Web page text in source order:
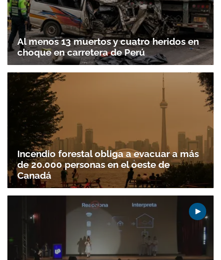
Al menos 13 muertos y cuatro heridos en
choque en carretera de Perú
Incendio forestal obliga a evacuar a más
de 20.000 personas en el oeste de
Canadá